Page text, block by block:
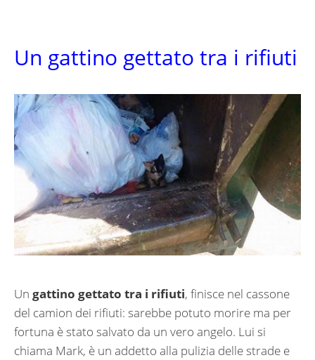
Un gattino gettato tra i rifiuti
Un gattino gettato tra i rifiuti, finisce nel cassone
del camion dei rifiuti: sarebbe potuto morire ma per
fortuna è stato salvato da un vero angelo. Lui si
chiama Mark, è un addetto alla pulizia delle strade e